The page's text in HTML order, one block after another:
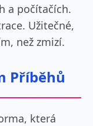
a počítačích.
Užitečné,
než zmizí.
Příběhů
která